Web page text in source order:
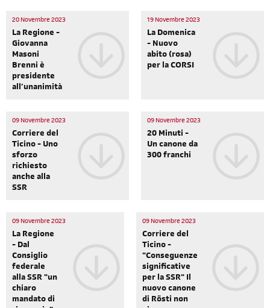
20 Novembre 2023
La Regione -
Giovanna
Masoni
Brenni è
presidente
all’unanimità
19 Novembre 2023
La Domenica
- Nuovo
abito (rosa)
per la CORSI
09 Novembre 2023
Corriere del
Ticino - Uno
sforzo
richiesto
anche alla
SSR
09 Novembre 2023
20 Minuti -
Un canone da
300 franchi
09 Novembre 2023
La Regione
- Dal
Consiglio
federale
alla SSR "un
chiaro
mandato di
09 Novembre 2023
Corriere del
Ticino -
"Conseguenze
significative
per la SSR" Il
nuovo canone
di Rösti non